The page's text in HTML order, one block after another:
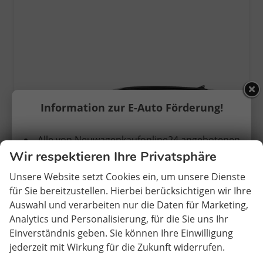
ab 431,– € mtl.
Skoda Superb Combi (2026.1)
2.0 TDI 150 PS
Sportline PLUS
unverbindliche Lieferzeit: ca. 3-5 Monate Neuwagen
Fahrzeugnr. 283761 Getriebe
Wir respektieren Ihre Privatsphäre
Unsere Website setzt Cookies ein, um unsere Dienste
für Sie bereitzustellen. Hierbei berücksichtigen wir Ihre
Auswahl und verarbeiten nur die Daten für Marketing,
Analytics und Personalisierung, für die Sie uns Ihr
Einverständnis geben. Sie können Ihre Einwilligung
jederzeit mit Wirkung für die Zukunft widerrufen.
Information zur E-Auto Förderung!
Alle von Neuwagenkaufonline24 angebotenen
Elektrofahrzeuge erhalten KEINE vorherige
Zulassung.
Die Erstzulassung findet somit in Deutschland
statt.
Nach den bisher vorliegenden Informationen